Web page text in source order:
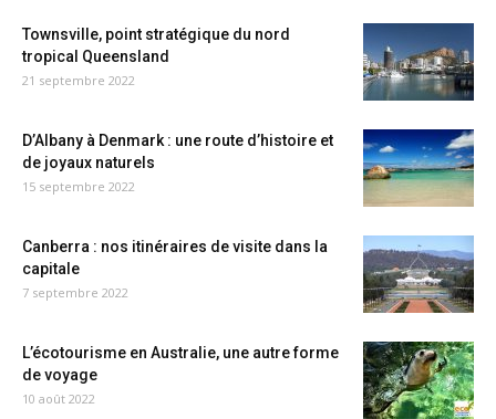
Townsville, point stratégique du nord
tropical Queensland
21 septembre 2022
D’Albany à Denmark : une route d’histoire et
de joyaux naturels
15 septembre 2022
Canberra : nos itinéraires de visite dans la
capitale
7 septembre 2022
L’écotourisme en Australie, une autre forme
de voyage
10 août 2022